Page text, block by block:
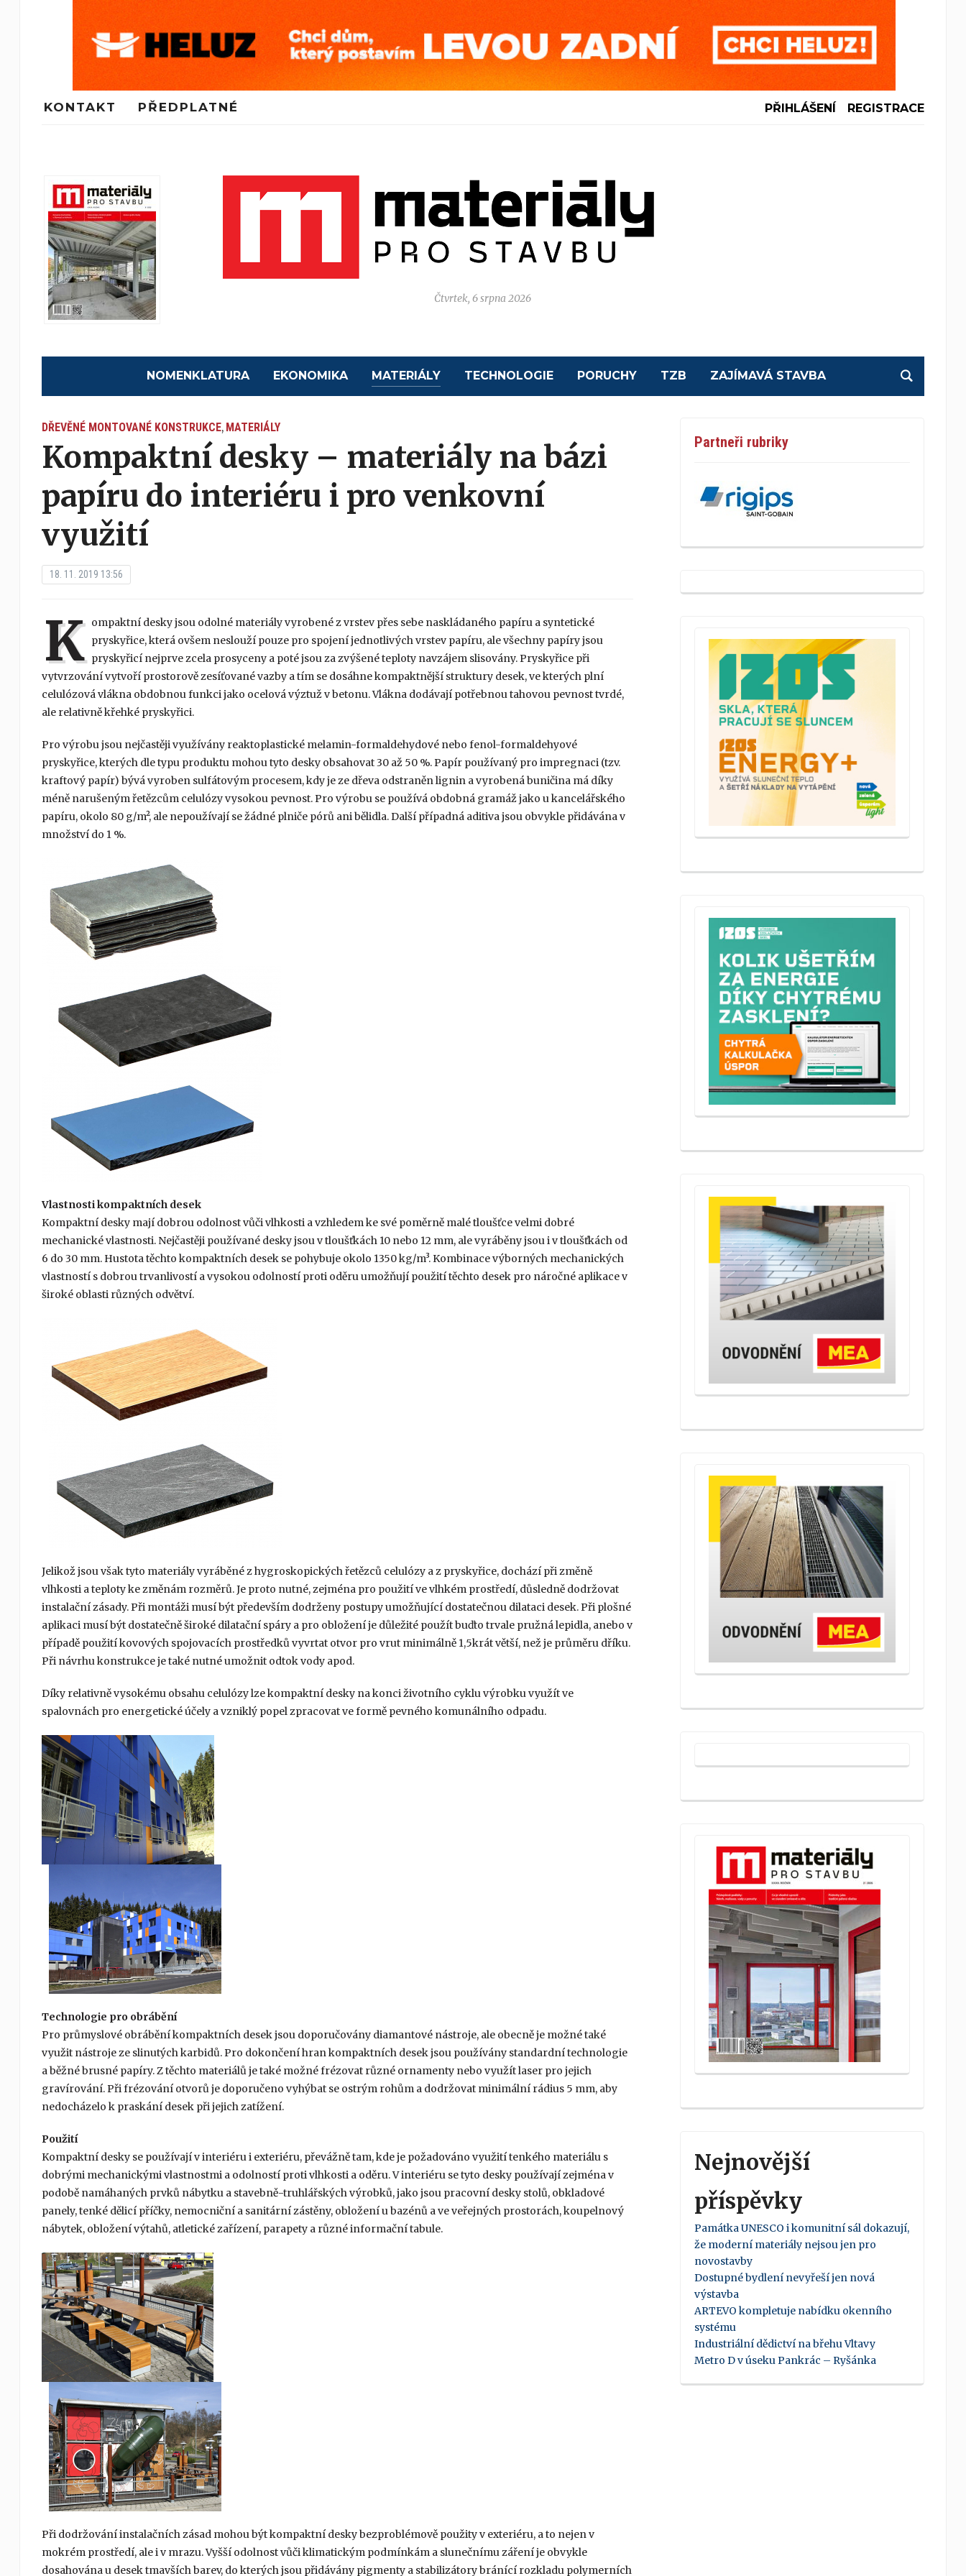
KONTAKT PŘEDPLATNÉ PŘIHLÁŠENÍ REGISTRACE
Čtvrtek, 6 srpna 2026
NOMENKLATURA EKONOMIKA MATERIÁLY TECHNOLOGIE PORUCHY TZB ZAJÍMAVÁ STAVBA
DŘEVĚNÉ MONTOVANÉ KONSTRUKCE, MATERIÁLY
Kompaktní desky – materiály na bázi
papíru do interiéru i pro venkovní
využití
18. 11. 2019 13:56
K
ompaktní desky jsou odolné materiály vyrobené z vrstev přes sebe naskládaného papíru a syntetické
pryskyřice, která ovšem neslouží pouze pro spojení jednotlivých vrstev papíru, ale všechny papíry jsou
pryskyřicí nejprve zcela prosyceny a poté jsou za zvýšené teploty navzájem slisovány. Pryskyřice při
vytvrzování vytvoří prostorově zesíťované vazby a tím se dosáhne kompaktnější struktury desek, ve kterých plní
celulózová vlákna obdobnou funkci jako ocelová výztuž v betonu. Vlákna dodávají potřebnou tahovou pevnost tvrdé,
ale relativně křehké pryskyřici.
Pro výrobu jsou nejčastěji využívány reaktoplastické melamin-formaldehydové nebo fenol-formaldehyové
pryskyřice, kterých dle typu produktu mohou tyto desky obsahovat 30 až 50 %. Papír používaný pro impregnaci (tzv.
kraftový papír) bývá vyroben sulfátovým procesem, kdy je ze dřeva odstraněn lignin a vyrobená buničina má díky
méně narušeným řetězcům celulózy vysokou pevnost. Pro výrobu se používá obdobná gramáž jako u kancelářského
papíru, okolo 80 g/m², ale nepoužívají se žádné plniče pórů ani bělidla. Další případná aditiva jsou obvykle přidávána v
množství do 1 %.
Vlastnosti kompaktních desek
Kompaktní desky mají dobrou odolnost vůči vlhkosti a vzhledem ke své poměrně malé tloušťce velmi dobré
mechanické vlastnosti. Nejčastěji používané desky jsou v tloušťkách 10 nebo 12 mm, ale vyráběny jsou i v tloušťkách od
6 do 30 mm. Hustota těchto kompaktních desek se pohybuje okolo 1350 kg/m³. Kombinace výborných mechanických
vlastností s dobrou trvanlivostí a vysokou odolností proti oděru umožňují použití těchto desek pro náročné aplikace v
široké oblasti různých odvětví.
Jelikož jsou však tyto materiály vyráběné z hygroskopických řetězců celulózy a z pryskyřice, dochází při změně
vlhkosti a teploty ke změnám rozměrů. Je proto nutné, zejména pro použití ve vlhkém prostředí, důsledně dodržovat
instalační zásady. Při montáži musí být především dodrženy postupy umožňující dostatečnou dilataci desek. Při plošné
aplikaci musí být dostatečně široké dilatační spáry a pro obložení je důležité použít buďto trvale pružná lepidla, anebo v
případě použití kovových spojovacích prostředků vyvrtat otvor pro vrut minimálně 1,5krát větší, než je průměru dříku.
Při návrhu konstrukce je také nutné umožnit odtok vody apod.
Díky relativně vysokému obsahu celulózy lze kompaktní desky na konci životního cyklu výrobku využít ve
spalovnách pro energetické účely a vzniklý popel zpracovat ve formě pevného komunálního odpadu.
Technologie pro obrábění
Pro průmyslové obrábění kompaktních desek jsou doporučovány diamantové nástroje, ale obecně je možné také
využit nástroje ze slinutých karbidů. Pro dokončení hran kompaktních desek jsou používány standardní technologie
a běžné brusné papíry. Z těchto materiálů je také možné frézovat různé ornamenty nebo využít laser pro jejich
gravírování. Při frézování otvorů je doporučeno vyhýbat se ostrým rohům a dodržovat minimální rádius 5 mm, aby
nedocházelo k praskání desek při jejich zatížení.
Použití
Kompaktní desky se používají v interiéru i exteriéru, převážně tam, kde je požadováno využití tenkého materiálu s
dobrými mechanickými vlastnostmi a odolností proti vlhkosti a oděru. V interiéru se tyto desky používají zejména v
podobě namáhaných prvků nábytku a stavebně-truhlářských výrobků, jako jsou pracovní desky stolů, obkladové
panely, tenké dělicí příčky, nemocniční a sanitární zástěny, obložení u bazénů a ve veřejných prostorách, koupelnový
nábytek, obložení výtahů, atletické zařízení, parapety a různé informační tabule.
Při dodržování instalačních zásad mohou být kompaktní desky bezproblémově použity v exteriéru, a to nejen v
mokrém prostředí, ale i v mrazu. Vyšší odolnost vůči klimatickým podmínkám a slunečnímu záření je obvykle
dosahována u desek tmavších barev, do kterých jsou přidávány pigmenty a stabilizátory bránící rozkladu polymerních
Partneři rubriky
Nejnovější
příspěvky
Památka UNESCO i komunitní sál dokazují,
že moderní materiály nejsou jen pro
novostavby
Dostupné bydlení nevyřeší jen nová
výstavba
ARTEVO kompletuje nabídku okenního
systému
Industriální dědictví na břehu Vltavy
Metro D v úseku Pankrác – Ryšánka